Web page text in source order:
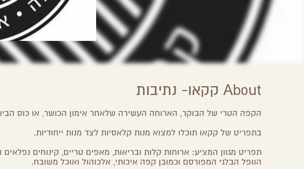
About קקאו- נתיבות
הקפה הטרי של הבוקר, הארוחה העשירה שלאחר אימון הכושר, או כוס
בתפריט של קקאו תוכלו למצוא מנות קלאסיות לצד מנות ייחודיות.
תפריט מגוון המציע: ארוחות קלות ובריאות, מאפים טריים, קינוחים
הוופל הבלגי המפורסם וכמובן קפה איכותי, אלכוהול ואוכל משובח.